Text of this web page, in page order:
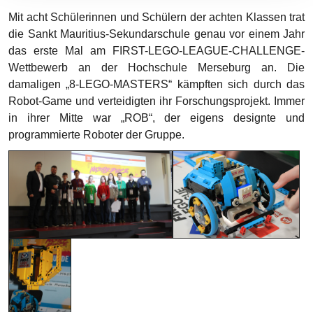
Mit acht Schülerinnen und Schülern der achten Klassen trat
die Sankt Mauritius-Sekundarschule genau vor einem Jahr
das erste Mal am FIRST-LEGO-LEAGUE-CHALLENGE-
Wettbewerb an der Hochschule Merseburg an. Die
damaligen „8-LEGO-MASTERS“ kämpften sich durch das
Robot-Game und verteidigten ihr Forschungsprojekt. Immer
in ihrer Mitte war „ROB“, der eigens designte und
programmierte Roboter der Gruppe.